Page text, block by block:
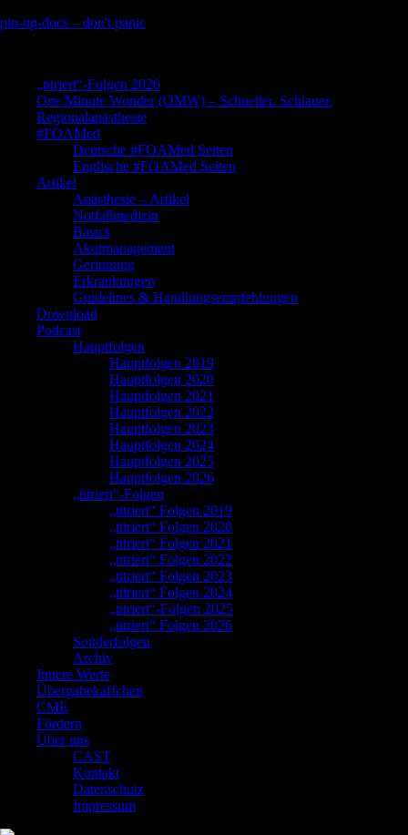
Skip
pin-up-docs – don't panic
„titriert“-Folgen 2026
One Minute Wonder (OMW) – Schneller. Schlauer.
Regionalanästhesie
#FOAMed
Deutsche #FOAMed Seiten
Englische #FOAMed Seiten
Artikel
Anästhesie – Artikel
Notfallmedizin
Basics
Akutmanagement
Gerinnung
Erkrankungen
Guidelines & Handlungsempfehlungen
Download
Podcast
Hauptfolgen
Hauptfolgen 2019
Hauptfolgen 2020
Hauptfolgen 2021
Hauptfolgen 2022
Hauptfolgen 2023
Hauptfolgen 2024
Hauptfolgen 2025
Hauptfolgen 2026
„titriert“-Folgen
„titriert“ Folgen 2019
„titriert“ Folgen 2020
„titriert“ Folgen 2021
„titriert“ Folgen 2022
„titriert“ Folgen 2023
„titriert“ Folgen 2024
„titriert“-Folgen 2025
„titriert“ Folgen 2026
Sonderfolgen
Archiv
Innere Werte
Übergabekäffchen
CME
Fördern
Über uns
CAST
Kontakt
Datenschutz
Impressum